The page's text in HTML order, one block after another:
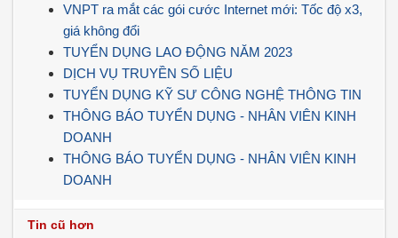
VNPT ra mắt các gói cước Internet mới: Tốc độ x3,
giá không đổi
TUYỂN DỤNG LAO ĐỘNG NĂM 2023
DỊCH VỤ TRUYỀN SỐ LIỆU
TUYỂN DỤNG KỸ SƯ CÔNG NGHỆ THÔNG TIN
THÔNG BÁO TUYỂN DỤNG - NHÂN VIÊN KINH
DOANH
THÔNG BÁO TUYỂN DỤNG - NHÂN VIÊN KINH
DOANH
Tin cũ hơn